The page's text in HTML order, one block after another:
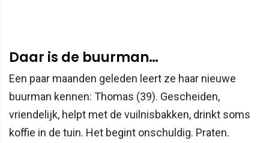
Daar is de buurman…
Een paar maanden geleden leert ze haar nieuwe
buurman kennen: Thomas (39). Gescheiden,
vriendelijk, helpt met de vuilnisbakken, drinkt soms
koffie in de tuin. Het begint onschuldig. Praten.